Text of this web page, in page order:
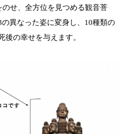
せ、全方位を見つめる観音菩
異なった姿に変身し、10種類の
後の幸せを与えます。